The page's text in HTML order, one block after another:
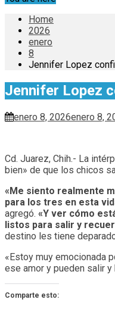
Home
2026
enero
8
Jennifer Lopez
Jennifer Lopez
enero 8, 2026enero 8,
Cd. Juarez, Chih.- La
bien» de que los chicos
«Me siento realmente
para los tres en esta
agregó. «Y ver cómo
listos para salir y
destino les tiene
«Estoy muy emocionada
ese amor y pueden salir y
Comparte esto: